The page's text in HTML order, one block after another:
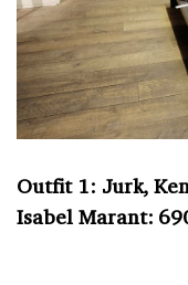
Outfit 1: Jurk,
Isabel Marant: